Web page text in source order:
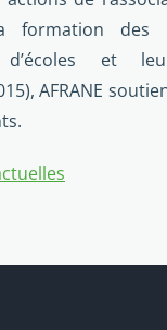
des
d’écoles et
AFRANE